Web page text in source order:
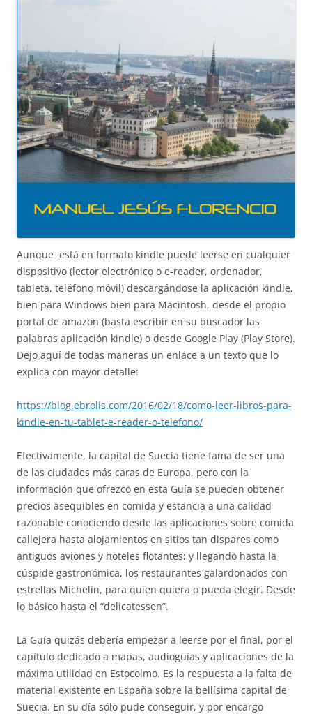
Aunque está en formato kindle puede leerse en cualquier
dispositivo (lector electrónico o e-reader, ordenador,
tableta, teléfono móvil) descargándose la aplicación kindle,
bien para Windows bien para Macintosh, desde el propio
portal de amazon (basta escribir en su buscador las
palabras aplicación kindle) o desde Google Play (Play Store).
Dejo aquí de todas maneras un enlace a un texto que lo
explica con mayor detalle:
https://blog.ebrolis.com/2016/02/18/como-leer-libros-para-
kindle-en-tu-tablet-e-reader-o-telefono/
Efectivamente, la capital de Suecia tiene fama de ser una
de las ciudades más caras de Europa, pero con la
información que ofrezco en esta Guía se pueden obtener
precios asequibles en comida y estancia a una calidad
razonable conociendo desde las aplicaciones sobre comida
callejera hasta alojamientos en sitios tan dispares como
antiguos aviones y hoteles flotantes; y llegando hasta la
cúspide gastronómica, los restaurantes galardonados con
estrellas Michelin, para quien quiera o pueda elegir. Desde
lo básico hasta el “delicatessen”.
La Guía quizás debería empezar a leerse por el final, por el
capítulo dedicado a mapas, audioguías y aplicaciones de la
máxima utilidad en Estocolmo. Es la respuesta a la falta de
material existente en España sobre la bellísima capital de
Suecia. En su día sólo pude conseguir, y por encargo